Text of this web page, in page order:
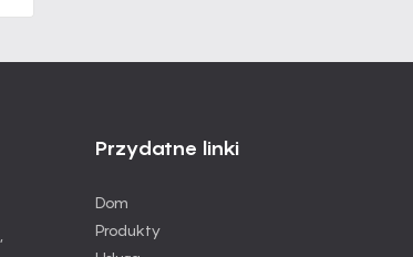
Przydatne linki
Dom
Produkty